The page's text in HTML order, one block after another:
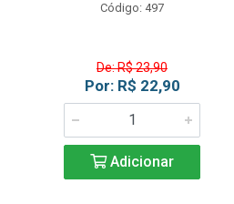
Código: 497
De: R$ 23,90
Por: R$ 22,90
Adicionar